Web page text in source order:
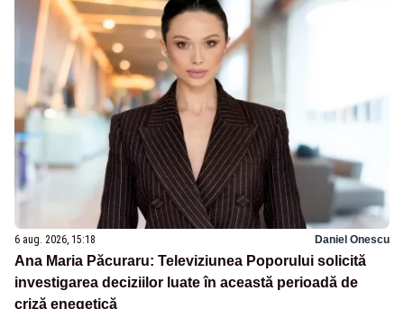
6 aug. 2026, 15:18 Daniel Onescu
Ana Maria Păcuraru: Televiziunea Poporului solicită
investigarea deciziilor luate în această perioadă de
criză enegetică